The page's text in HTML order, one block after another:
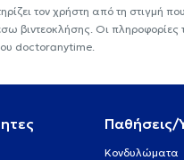
τον χρήστη από τη στιγμή
βιντεοκλήσης. Οι
doctoranytime.
Παθήσεις/
Κονδυλώματα